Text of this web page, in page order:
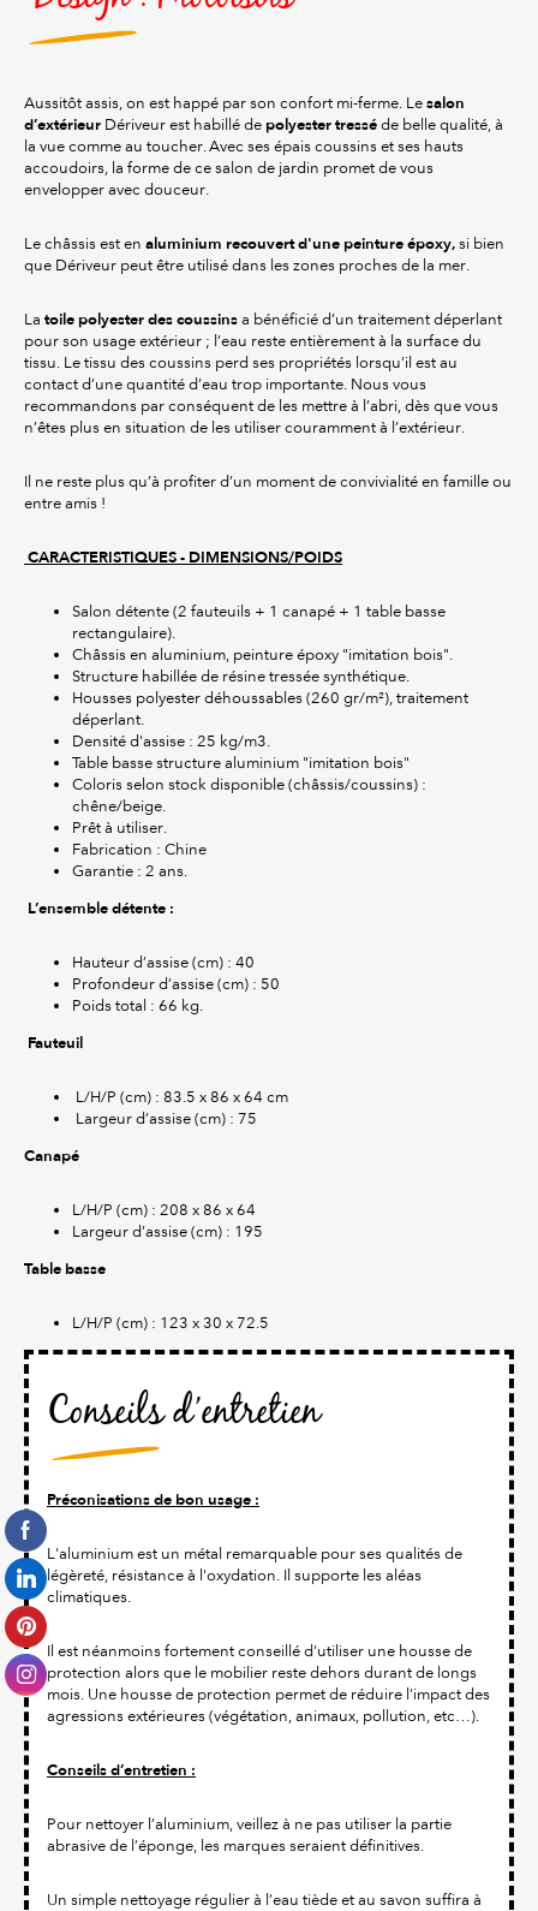
Aussitôt assis, on est happé par son confort mi-ferme. Le salon
d’extérieur Dériveur est habillé de polyester tressé de belle qualité, à
la vue comme au toucher. Avec ses épais coussins et ses hauts
accoudoirs, la forme de ce salon de jardin promet de vous
envelopper avec douceur.
Le châssis est en aluminium recouvert d'une peinture époxy, si bien
que Dériveur peut être utilisé dans les zones proches de la mer.
La toile polyester des coussins a bénéficié d’un traitement déperlant
pour son usage extérieur ; l’eau reste entièrement à la surface du
tissu. Le tissu des coussins perd ses propriétés lorsqu’il est au
contact d’une quantité d’eau trop importante. Nous vous
recommandons par conséquent de les mettre à l’abri, dès que vous
n’êtes plus en situation de les utiliser couramment à l’extérieur.
Il ne reste plus qu’à profiter d’un moment de convivialité en famille ou
entre amis !
CARACTERISTIQUES - DIMENSIONS/POIDS
Salon détente (2 fauteuils + 1 canapé + 1 table basse
rectangulaire).
Châssis en aluminium, peinture époxy "imitation bois".
Structure habillée de résine tressée synthétique.
Housses polyester déhoussables (260 gr/m²), traitement
déperlant.
Densité d'assise : 25 kg/m3.
Table basse structure aluminium "imitation bois"
Coloris selon stock disponible (châssis/coussins) :
chêne/beige.
Prêt à utiliser.
Fabrication : Chine
Garantie : 2 ans.
L’ensemble détente :
Hauteur d’assise (cm) : 40
Profondeur d’assise (cm) : 50
Poids total : 66 kg.
Fauteuil
L/H/P (cm) : 83.5 x 86 x 64 cm
Largeur d’assise (cm) : 75
Canapé
L/H/P (cm) : 208 x 86 x 64
Largeur d’assise (cm) : 195
Table basse
L/H/P (cm) : 123 x 30 x 72.5
Conseils d’entretien
Préconisations de bon usage :
L'aluminium est un métal remarquable pour ses qualités de
légèreté, résistance à l'oxydation. Il supporte les aléas
climatiques.
Il est néanmoins fortement conseillé d'utiliser une housse de
protection alors que le mobilier reste dehors durant de longs
mois. Une housse de protection permet de réduire l'impact des
agressions extérieures (végétation, animaux, pollution, etc…).
Conseils d’entretien :
Pour nettoyer l’aluminium, veillez à ne pas utiliser la partie
abrasive de l’éponge, les marques seraient définitives.
Un simple nettoyage régulier à l’eau tiède et au savon suffira à